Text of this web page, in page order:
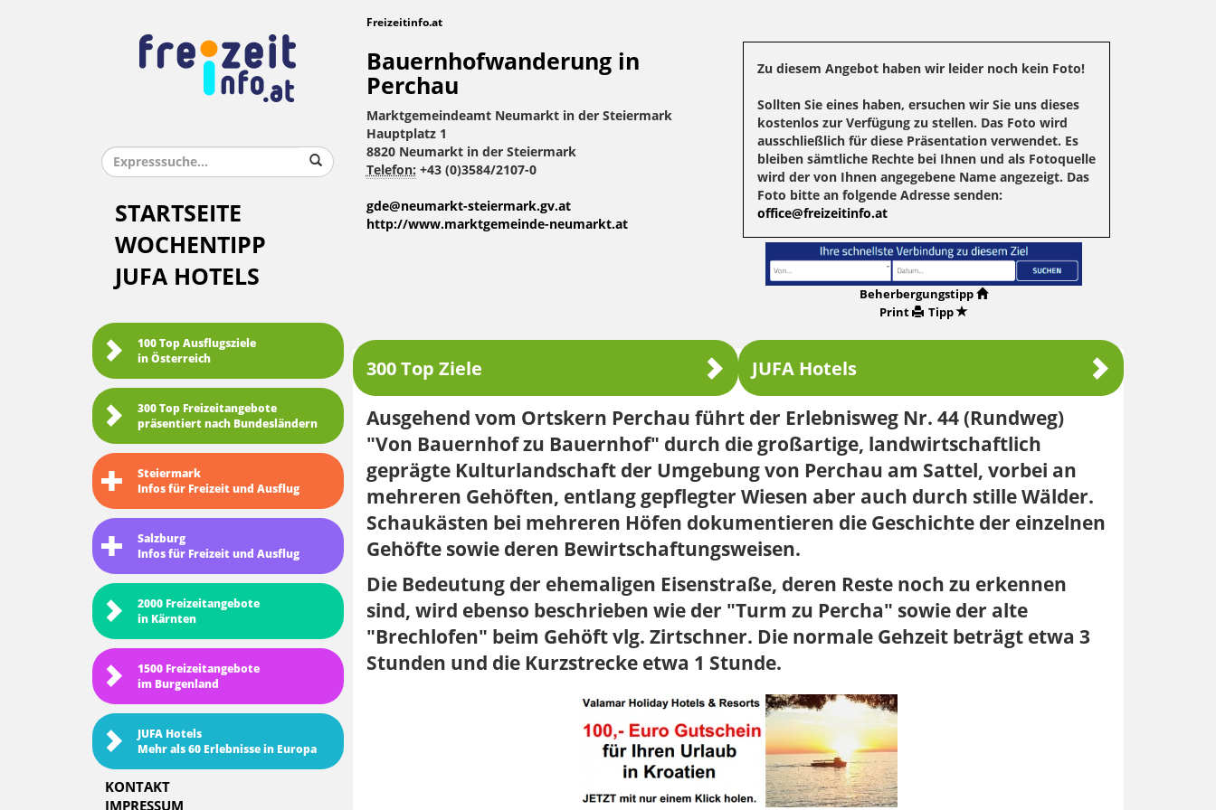
STARTSEITE
WOCHENTIPP
JUFA HOTELS
100 Top Ausflugsziele
in Österreich
300 Top Freizeitangebote
präsentiert nach Bundesländern
Steiermark
Infos für Freizeit und Ausflug
Salzburg
Infos für Freizeit und Ausflug
2000 Freizeitangebote
in Kärnten
1500 Freizeitangebote
im Burgenland
JUFA Hotels
Mehr als 60 Erlebnisse in Europa
KONTAKT
IMPRESSUM
Freizeitinfo.at
Bauernhofwanderung in
Perchau
Marktgemeindeamt Neumarkt in der Steiermark
Hauptplatz 1
8820 Neumarkt in der Steiermark
Telefon: +43 (0)3584/2107-0
gde@neumarkt-steiermark.gv.at
http://www.marktgemeinde-neumarkt.at
Zu diesem Angebot haben wir leider noch kein Foto!
Sollten Sie eines haben, ersuchen wir Sie uns dieses
kostenlos zur Verfügung zu stellen. Das Foto wird
ausschließlich für diese Präsentation verwendet. Es
bleiben sämtliche Rechte bei Ihnen und als Fotoquelle
wird der von Ihnen angegebene Name angezeigt. Das
Foto bitte an folgende Adresse senden:
office@freizeitinfo.at
Beherbergungstipp
Print
Tipp
300 Top Ziele JUFA Hotels
Ausgehend vom Ortskern Perchau führt der Erlebnisweg Nr. 44 (Rundweg)
"Von Bauernhof zu Bauernhof" durch die großartige, landwirtschaftlich
geprägte Kulturlandschaft der Umgebung von Perchau am Sattel, vorbei an
mehreren Gehöften, entlang gepflegter Wiesen aber auch durch stille Wälder.
Schaukästen bei mehreren Höfen dokumentieren die Geschichte der einzelnen
Gehöfte sowie deren Bewirtschaftungsweisen.
Die Bedeutung der ehemaligen Eisenstraße, deren Reste noch zu erkennen
sind, wird ebenso beschrieben wie der "Turm zu Percha" sowie der alte
"Brechlofen" beim Gehöft vlg. Zirtschner. Die normale Gehzeit beträgt etwa 3
Stunden und die Kurzstrecke etwa 1 Stunde.